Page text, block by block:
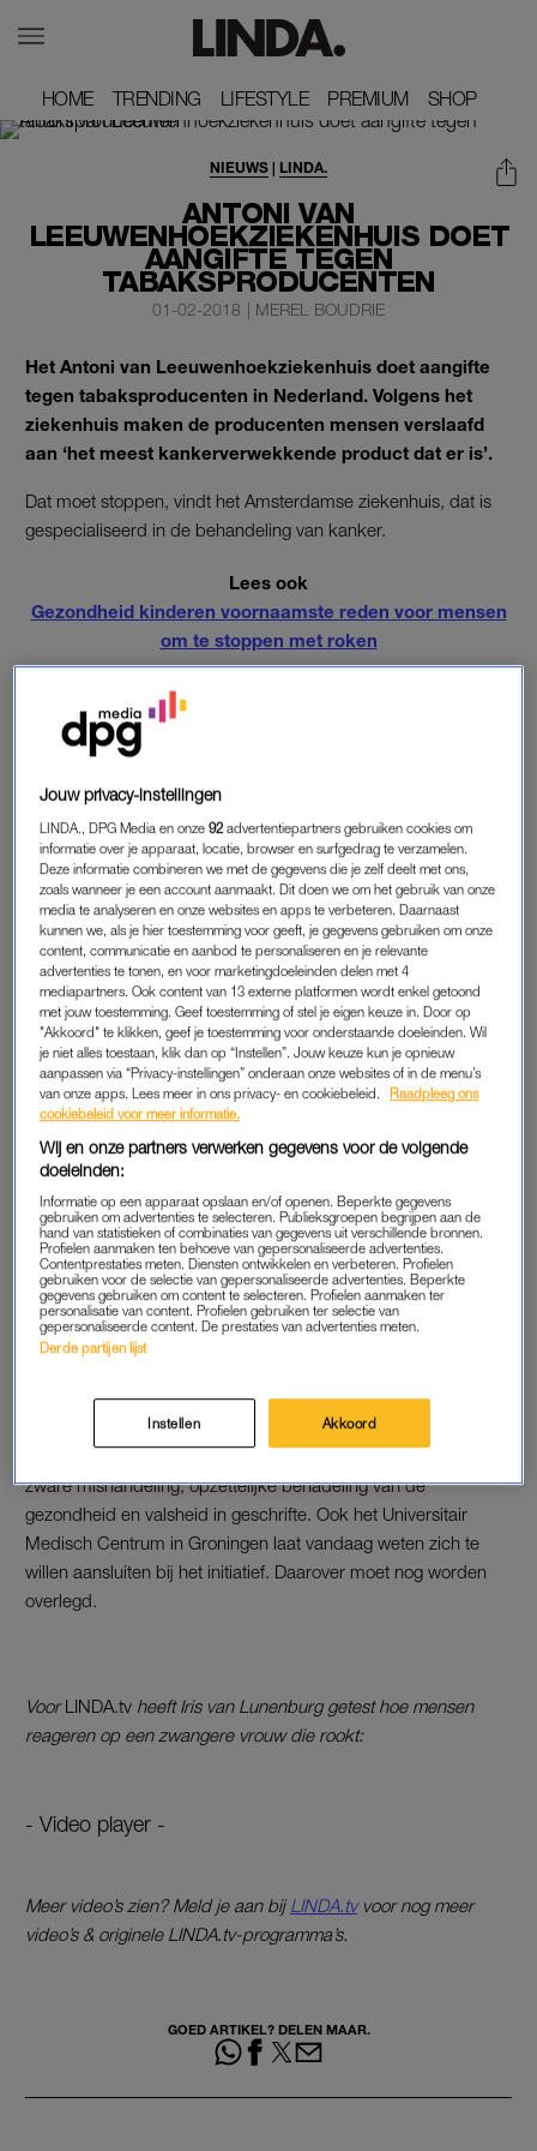
HOME
HOME TRENDING
TRENDING LIFESTYLE
LIFESTYLE PREMIUM
PREMIUM SHOP
SHOP
ANTONI VAN
LEEUWENHOEKZIEKENHUIS DOET
AANGIFTE TEGEN
TABAKSPRODUCENTEN
NIEUWS | LINDA.
01-02-2018 | MEREL BOUDRIE
Het Antoni van Leeuwenhoekziekenhuis doet aangifte
tegen tabaksproducenten in Nederland. Volgens het
ziekenhuis maken de producenten mensen verslaafd
aan ‘het meest kankerverwekkende product dat er is’.
Dat moet stoppen, vindt het Amsterdamse ziekenhuis, dat is
gespecialiseerd in de behandeling van kanker.
Lees ook
Gezondheid kinderen voornaamste reden voor mensen
om te stoppen met roken
Het Antoni van Leeuwenhoek vraagt het Openbaar Ministerie
(OM) daarom om stappen te ondernemen. Dit omdat
opgeleverd, zegt de voorzitter van de Raad van Bestuur, René
Medema, vandaag in hetNOS Radio 1 journaal.
Verslaafd
“Onze onderzoekers en onze behandelaars zoeken continu
naar oplossingen van het kankerprobleem en de beste
behandeling voor al hun patiënten. Tegelijkertijd zien we dat de
tabaksproducenten willens en wetens mensen verslaafd
maken aan het meest kankerverwekkende product dat er is:
de sigaret”, legt hij uit.
Rookvrije samenleving
Het Antoni van Leeuwenhoekziekenhuis verzet zich al langer
tegen de tabaksindustrie: bij de formatie deed het ziekenhuis
aan de onderhandelaars de oproep om werk te maken van
een rookvrije samenleving. In ons land zouden iedere dag
vijfenvijftig mensen sterven door roken: “Het is dweilen met de
kraan open.”
UMCG wil meedoen
deed ze ook al aangifte namens maatschappelijke
organisaties en patiënten tegen de vier grootste
tabaksfabrikanten in ons land. Het gaat dan om aangifte van
zware mishandeling, opzettelijke benadeling van de
gezondheid en valsheid in geschrifte. Ook het Universitair
Medisch Centrum in Groningen laat vandaag weten zich te
willen aansluiten bij het initiatief. Daarover moet nog worden
overlegd.
VoorLINDA.tv heeft Iris van Lunenburg getest hoe mensen
reageren op een zwangere vrouw die rookt:
- Video player -
Meer video’s zien? Meld je aan bij LINDA.tvvoor nog meer
video’s & originele LINDA.tv-programma’s.
GOED ARTIKEL? DELEN MAAR.
Jouw privacy-instellingen
LINDA., DPG Media en onze92 advertentiepartners gebruiken cookies om
informatie over je apparaat, locatie, browser en surfgedrag te verzamelen.
Deze informatie combineren we met de gegevens die je zelf deelt met ons,
zoals wanneer je een account aanmaakt. Dit doen we om het gebruik van onze
media te analyseren en onze websites en apps te verbeteren. Daarnaast
kunnen we, als je hier toestemming voor geeft, je gegevens gebruiken om onze
content, communicatie en aanbod te personaliseren en je relevante
advertenties te tonen, en voor marketingdoeleinden delen met 4
mediapartners. Ook content van 13 externe platformen wordt enkel getoond
met jouw toestemming. Geef toestemming of stel je eigen keuze in. Door op
"Akkoord" te klikken, geef je toestemming voor onderstaande doeleinden. Wil
je niet alles toestaan, klik dan op “Instellen”. Jouw keuze kun je opnieuw
aanpassen via “Privacy-instellingen” onderaan onze websites of in de menu’s
van onze apps. Lees meer in ons privacy- en cookiebeleid.
Raadpleeg ons
cookiebeleid voor meer informatie.
Wij en onze partners verwerken gegevens voor de volgende
doeleinden:
Informatie op een apparaat opslaan en/of openen. Beperkte gegevens
gebruiken om advertenties te selecteren. Publieksgroepen begrijpen aan de
hand van statistieken of combinaties van gegevens uit verschillende bronnen.
Profielen aanmaken ten behoeve van gepersonaliseerde advertenties.
Contentprestaties meten. Diensten ontwikkelen en verbeteren. Profielen
gebruiken voor de selectie van gepersonaliseerde advertenties. Beperkte
gegevens gebruiken om content te selecteren. Profielen aanmaken ter
personalisatie van content. Profielen gebruiken ter selectie van
gepersonaliseerde content. De prestaties van advertenties meten.
Derde partijen lijst
Instellen Akkoord